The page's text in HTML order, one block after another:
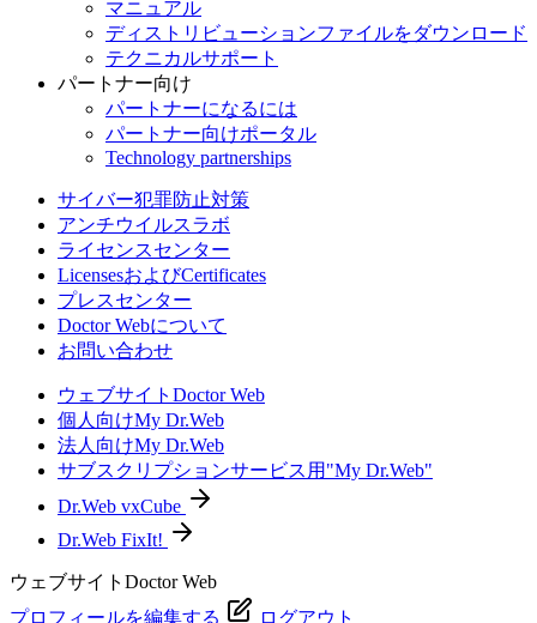
マニュアル
ディストリビューションファイルをダウンロード
テクニカルサポート
パートナー向け
パートナーになるには
パートナー向けポータル
Technology partnerships
サイバー犯罪防止対策
アンチウイルスラボ
ライセンスセンター
LicensesおよびCertificates
プレスセンター
Doctor Webについて
お問い合わせ
ウェブサイトDoctor Web
個人向けMy Dr.Web
法人向けMy Dr.Web
サブスクリプションサービス用"My Dr.Web"
Dr.Web vxCube
Dr.Web FixIt!
ウェブサイトDoctor Web
プロフィールを編集する
ログアウト